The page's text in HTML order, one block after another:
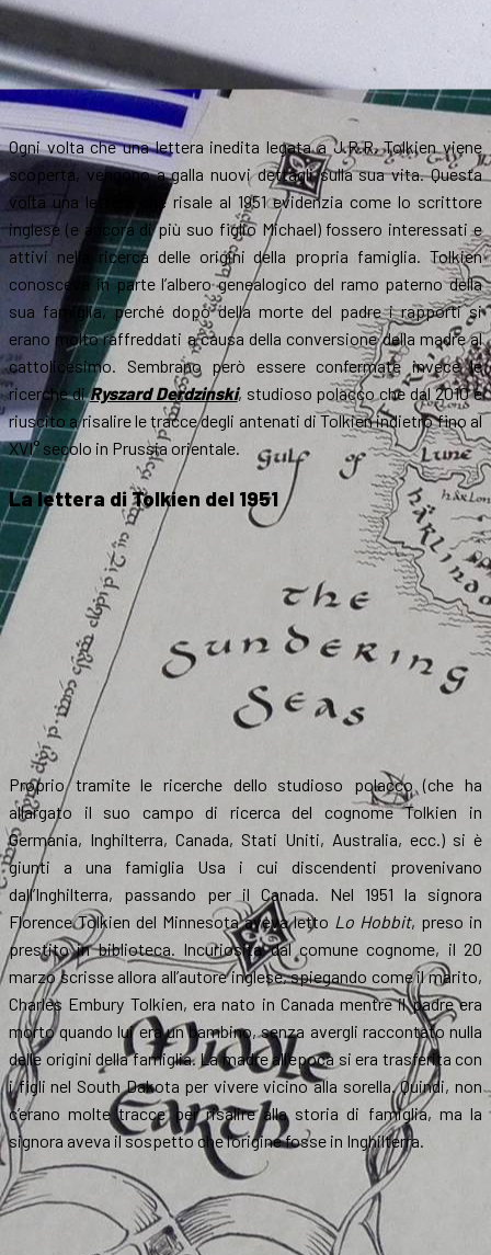
Ogni volta che una lettera inedita legata a J.R.R. Tolkien viene
scoperta, vengono a galla nuovi dettagli sulla sua vita. Questa
volta una lettera che risale al 1951 evidenzia come lo scrittore
inglese (e ancora di più suo figlio Michael) fossero interessati e
attivi nella ricerca delle origini della propria famiglia. Tolkien
conosceva in parte l’albero genealogico del ramo paterno della
sua famiglia, perché dopo della morte del padre i rapporti si
erano molto raffreddati a causa della conversione della madre al
cattolicesimo. Sembrano però essere confermate invece le
ricerche diRyszard Derdzinski, studioso polacco che dal 2010 è
riuscito a risalire le tracce degli antenati di Tolkien indietro fino al
XVI° secolo in Prussia orientale.
La lettera di Tolkien del 1951
Proprio tramite le ricerche dello studioso polacco (che ha
allargato il suo campo di ricerca del cognome Tolkien in
Germania, Inghilterra, Canada, Stati Uniti, Australia, ecc.) si è
giunti a una famiglia Usa i cui discendenti provenivano
dall’Inghilterra, passando per il Canada. Nel 1951 la signora
Florence Tolkien del Minnesota aveva letto Lo Hobbit, preso in
prestito in biblioteca. Incuriosita dal comune cognome, il 20
marzo scrisse allora all’autore inglese, spiegando come il marito,
Charles Embury Tolkien, era nato in Canada mentre il padre era
morto quando lui era un bambino, senza avergli raccontato nulla
delle origini della famiglia. La madre all’epoca si era trasferita con
i figli nel South Dakota per vivere vicino alla sorella. Quindi, non
c’erano molte tracce per risalire alla storia di famiglia, ma la
signora aveva il sospetto che l’origine fosse in Inghilterra.